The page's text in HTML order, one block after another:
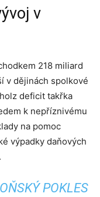
v
218 miliard
v dějinách spolkové
deficit takřka
k nepříznivému
na pomoc
výpadky daňových
POKLES